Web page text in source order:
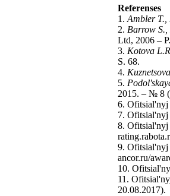
Referenses
1.Ambler T.,
2. Barrow S.,
Ltd, 2006 –
3. Kotova
S. 68.
4.
5.
2015. – № 8
6. Ofitsial'nyj
7. Ofitsial'nyj
8. Ofitsial'nyj
9. Ofitsial'nyj
ancor.ru/
10.
11.
20.08.2017).